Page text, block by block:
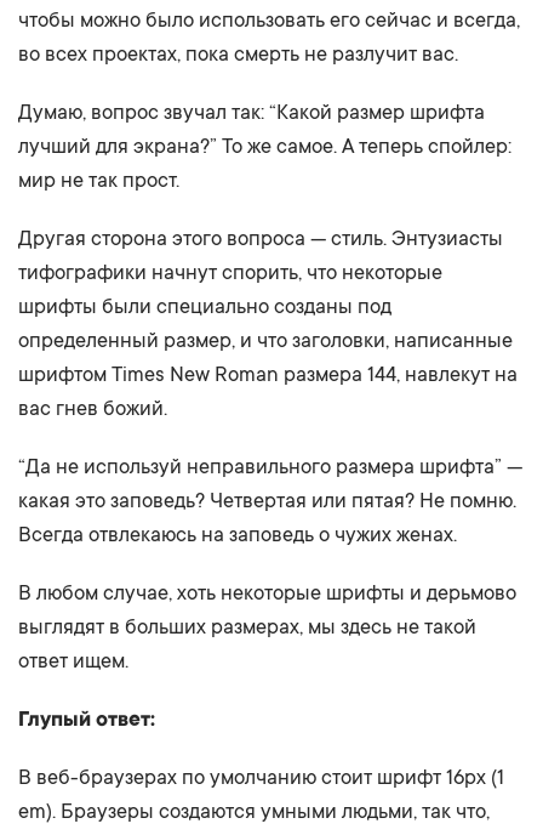
чтобы можно было использовать его сейчас и всегда,
во всех проектах, пока смерть не разлучит вас.
Думаю, вопрос звучал так: “Какой размер шрифта
лучший для экрана?” То же самое. А теперь спойлер:
мир не так прост.
Другая сторона этого вопроса — стиль. Энтузиасты
тифографики начнут спорить, что некоторые
шрифты были специально созданы под
определенный размер, и что заголовки, написанные
шрифтом Times New Roman размера 144, навлекут на
вас гнев божий.
“Да не используй неправильного размера шрифта” —
какая это заповедь? Четвертая или пятая? Не помню.
Всегда отвлекаюсь на заповедь о чужих женах.
В любом случае, хоть некоторые шрифты и дерьмово
выглядят в больших размерах, мы здесь не такой
ответ ищем.
Глупый ответ:
В веб-браузерах по умолчанию стоит шрифт 16px (1
em). Браузеры создаются умными людьми, так что,